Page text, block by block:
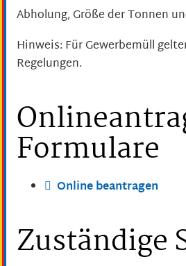
Abholung, Größe der Tonnen
Hinweis: Für Gewerbemüll
Regelungen.
Formulare
Online beantragen
Zuständige